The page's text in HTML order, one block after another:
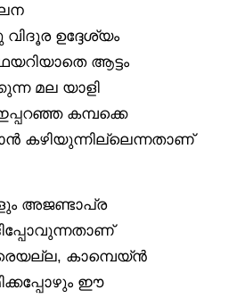
ഉദ്ദേശ്യം
ആട്ടം
മല യാളി
കമ്പക്കെ
കഴിയുന്നില്ലെന്നതാണ്
അജണ്ടാപ്ര
കാമ്പെയ്ൻ
ഈ